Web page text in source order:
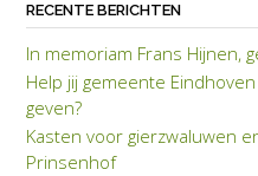
RECENTE BERICHTEN
In memoriam Frans Hijnen,
Help jij gemeente
geven?
Kasten voor gierzwaluwen
Prinsenhof